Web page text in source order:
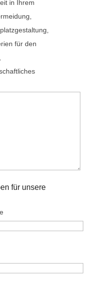
in Ihrem
für den
für unsere